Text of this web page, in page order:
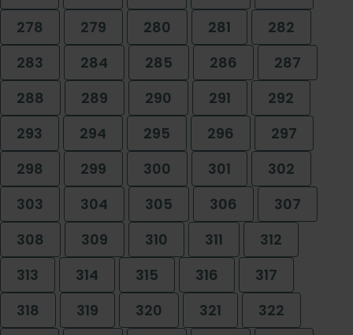
278
279 280 281
282
283
284 285 286
287
288
289 290 291
292
293
294 295 296
297
298
299 300 301
302
303
304 305 306
307
308
309 310 311
312
313
314 315 316
317
318
319 320 321
322